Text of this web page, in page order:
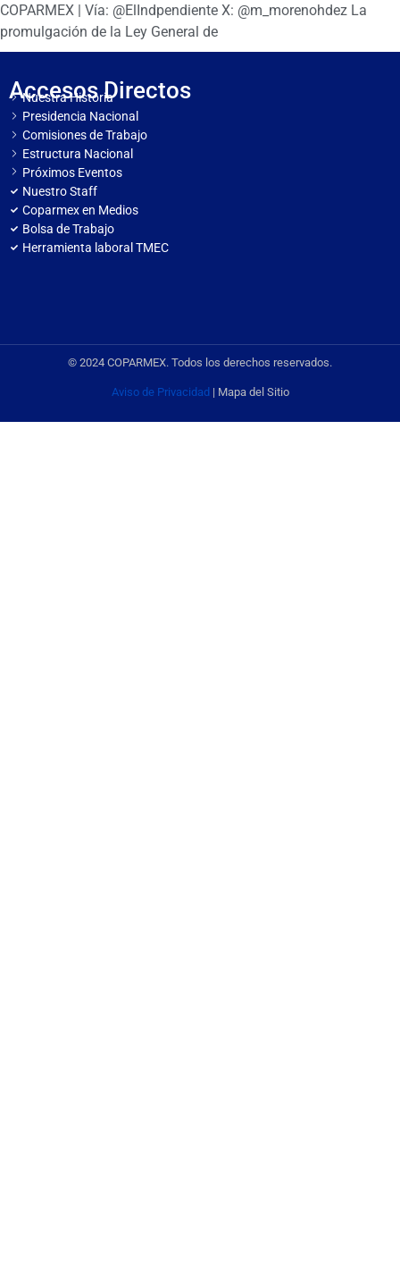
COPARMEX | Vía: @ElIndpendiente X: @m_morenohdez La
promulgación de la Ley General de
Accesos Directos
Nuestra Historia
Presidencia Nacional
Comisiones de Trabajo
Estructura Nacional
Próximos Eventos
Nuestro Staff
Coparmex en Medios
Bolsa de Trabajo
Herramienta laboral TMEC
© 2024 COPARMEX. Todos los derechos reservados.
Aviso de Privacidad| Mapa del Sitio